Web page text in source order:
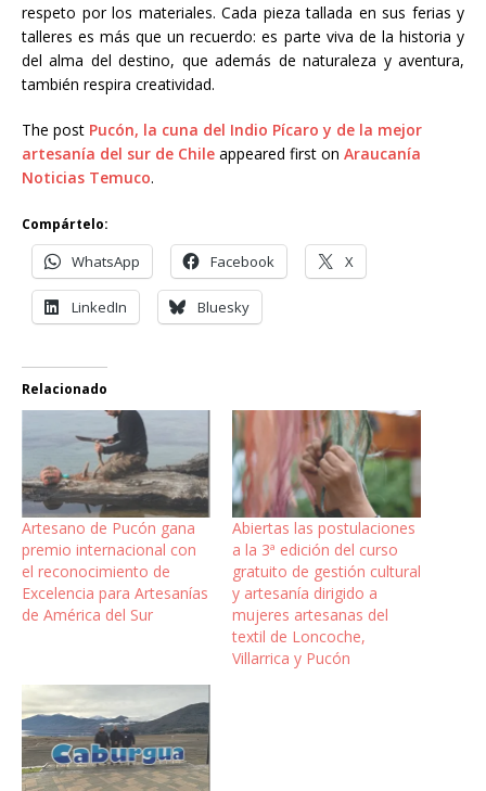
respeto por los materiales. Cada pieza tallada en sus ferias y
talleres es más que un recuerdo: es parte viva de la historia y
del alma del destino, que además de naturaleza y aventura,
también respira creatividad.
The post Pucón, la cuna del Indio Pícaro y de la mejor
artesanía del sur de Chile appeared first on Araucanía
Noticias Temuco.
Compártelo:
WhatsApp Facebook X
LinkedIn Bluesky
Relacionado
Artesano de Pucón gana
premio internacional con
el reconocimiento de
Excelencia para Artesanías
de América del Sur
Abiertas las postulaciones
a la 3ª edición del curso
gratuito de gestión cultural
y artesanía dirigido a
mujeres artesanas del
textil de Loncoche,
Villarrica y Pucón